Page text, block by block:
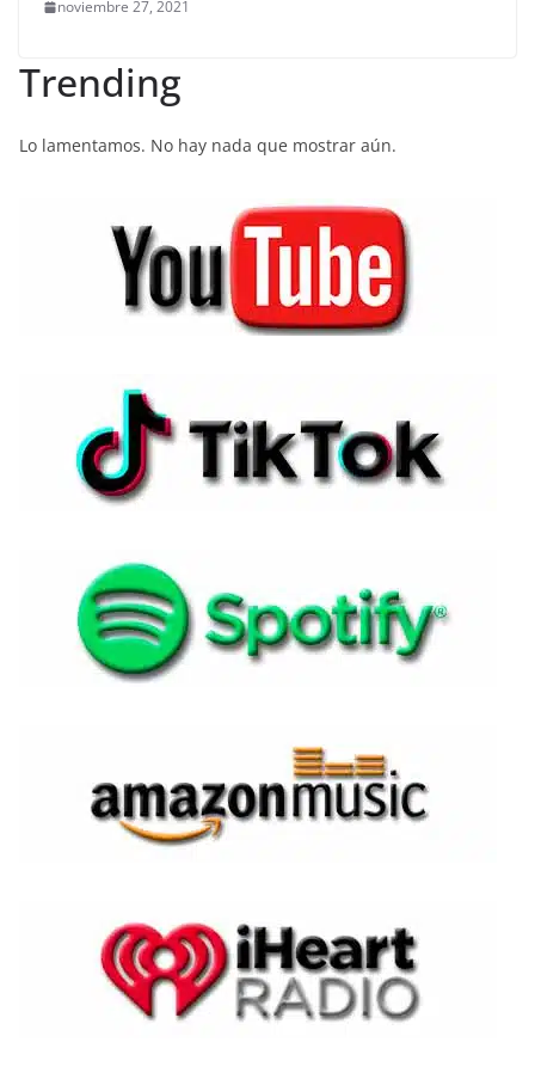
noviembre 27, 2021
Trending
Lo lamentamos. No hay nada que mostrar aún.